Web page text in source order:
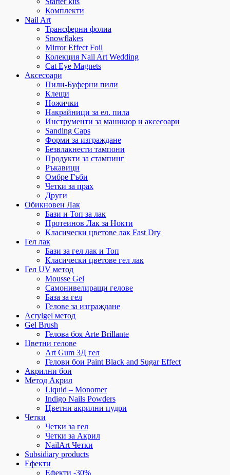
Комплекти
Nail Art
Трансферни фолиа
Snowflakes
Mirror Effect Foil
Колекция Nail Art Wedding
Cat Eye Magnets
Аксесоари
Пили-Буферни пили
Клещи
Ножички
Накрайници за ел. пила
Инструменти за маникюр и аксесоари
Sanding Caps
Форми за изграждане
Безвлакнести тампони
Продукти за стампинг
Ръкавици
Омбре Гъби
Четки за прах
Други
Обикновен Лак
Бази и Топ за лак
Протеинов Лак за Нокти
Класически цветове лак Fast Dry
Гел лак
Бази за гел лак и Топ
Класически цветове гел лак
Гел UV метод
Mousse Gel
Самонивелиращи гелове
База за гел
Гелове за изграждане
Acrylgel метод
Gel Brush
Гелова боя Arte Brillante
Цветни гелове
Art Gum 3Д гел
Гелови бои Paint Black and Sugar Effect
Акрилни бои
Метод Акрил
Liquid – Monomer
Indigo Nails Powders
Цветни акрилни пудри
Четки
Четки за гел
Четки за Акрил
NailArt Четки
Subsidiary products
Ефекти
Ефекти -30%